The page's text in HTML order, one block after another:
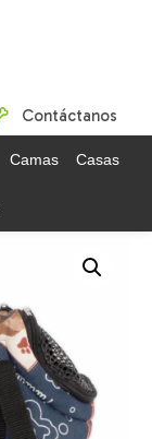
Contáctanos
Camas Casas